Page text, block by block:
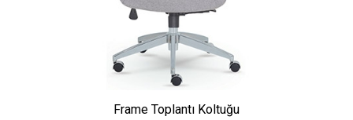
Frame Toplantı Koltuğu